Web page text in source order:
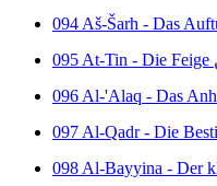
094 Aš-Šarh - Das
095 At-Tin - Die Feige
096 Al-'Alaq - Das
097 Al-Qadr - Die
098 Al-Bayyina - Der